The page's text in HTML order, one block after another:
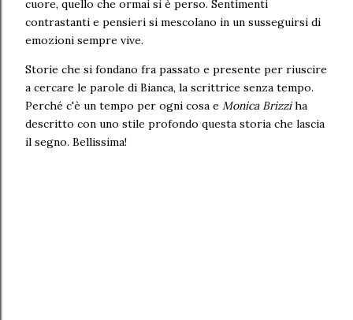
cuore, quello che ormai si è perso. Sentimenti
contrastanti e pensieri si mescolano in un susseguirsi di
emozioni sempre vive.
Storie che si fondano fra passato e presente per riuscire
a cercare le parole di Bianca, la scrittrice senza tempo.
Perché c'è un tempo per ogni cosa e Monica Brizziha
descritto con uno stile profondo questa storia che lascia
il segno. Bellissima!